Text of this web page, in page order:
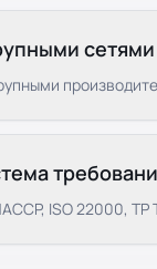
ISO 22000,